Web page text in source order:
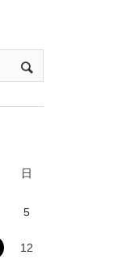
日
5
12